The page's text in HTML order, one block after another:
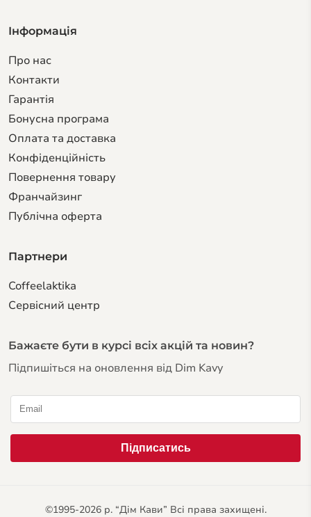
Інформація
Про нас
Контакти
Гарантiя
Бонусна програма
Оплата та доставка
Конфіденційність
Повернення товару
Франчайзинг
Публічна оферта
Партнери
Coffeelaktika
Сервiсний центр
Бажаєте бути в курсі всіх акцій та новин?
Підпишіться на оновлення від Dim Kavy
©1995-2026 р. “Дім Кави” Всі права захищені.